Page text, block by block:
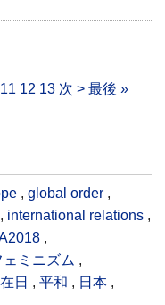
11 12 13 次 > 最後 »
, global order ,
, international relations ,
,
ェミニズム ,
在日 , 平和 , 日本 ,